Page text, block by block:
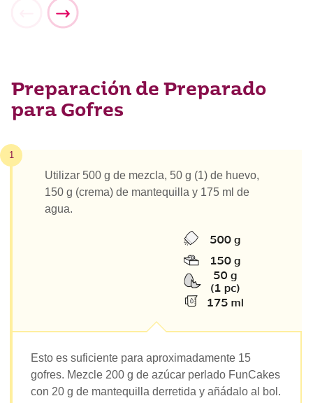
Preparación de Preparado
para Gofres
1
Utilizar 500 g de mezcla, 50 g (1) de huevo,
150 g (crema) de mantequilla y 175 ml de
agua.
Esto es suficiente para aproximadamente 15
gofres. Mezcle 200 g de azúcar perlado FunCakes
con 20 g de mantequilla derretida y añádalo al bol.